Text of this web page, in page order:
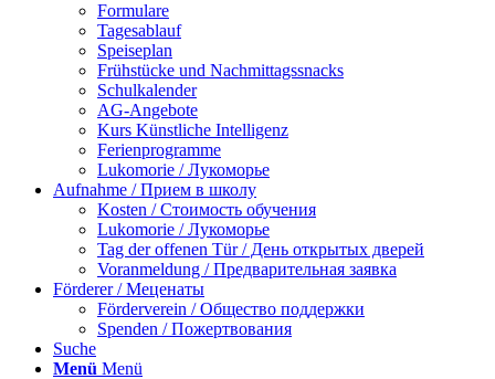
Formulare
Tagesablauf
Speiseplan
Frühstücke und Nachmittagssnacks
Schulkalender
AG-Angebote
Kurs Künstliche Intelligenz
Ferienprogramme
Lukomorie / Лукоморье
Aufnahme / Прием в школу
Kosten / Стоимость обучения
Lukomorie / Лукоморье
Tag der offenen Tür / День открытых дверей
Voranmeldung / Предварительная заявка
Förderer / Меценаты
Förderverein / Общество поддержки
Spenden / Пожертвования
Suche
Menü Menü